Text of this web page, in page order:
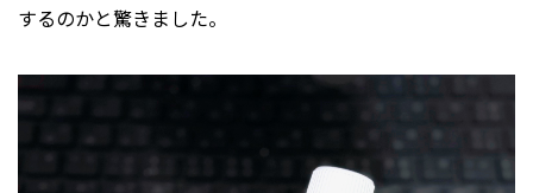
するのかと驚きました。